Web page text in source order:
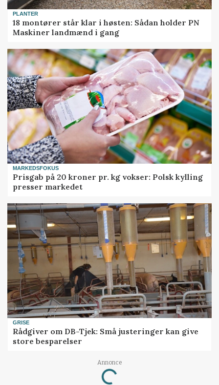
PLANTER
18 montører står klar i høsten: Sådan holder PN
Maskiner landmænd i gang
MARKEDSFOKUS
Prisgab på 20 kroner pr. kg vokser: Polsk kylling
presser markedet
GRISE
Rådgiver om DB-Tjek: Små justeringer kan give
store besparelser
Annonce
Loading...